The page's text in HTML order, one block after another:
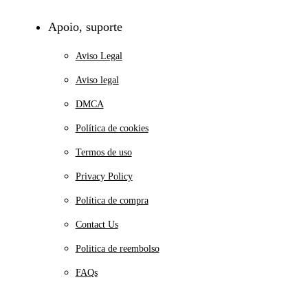
Apoio, suporte
Aviso Legal
Aviso legal
DMCA
Política de cookies
Termos de uso
Privacy Policy
Política de compra
Contact Us
Politica de reembolso
FAQs